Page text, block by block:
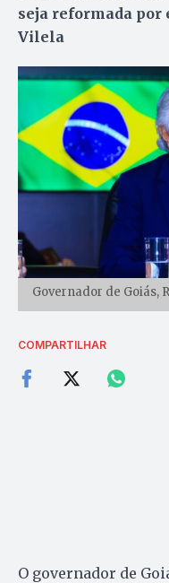
seja reformada por
Vilela
Governador de Goiás,
COMPARTILHAR
O governador de